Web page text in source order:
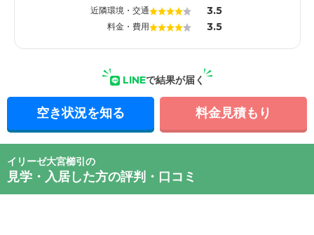
近隣環境・交通 3.5
料金・費用 3.5
LINEで結果が届く
空き状況を知る 料金見積もり
イリーゼ大宮櫛引の
見学・入居した方の評判・口コミ